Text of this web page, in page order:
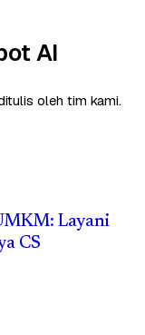
AI
oleh tim kami.
Layani
CS